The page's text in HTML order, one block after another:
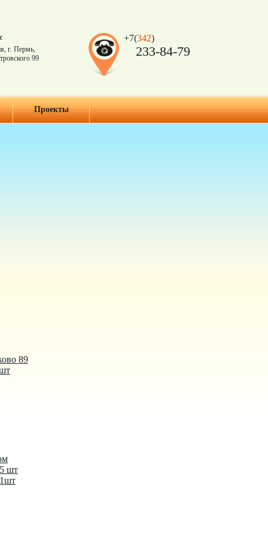
г. Пермь,
99
+7(342)
233-84-79
Проекты
89
шт